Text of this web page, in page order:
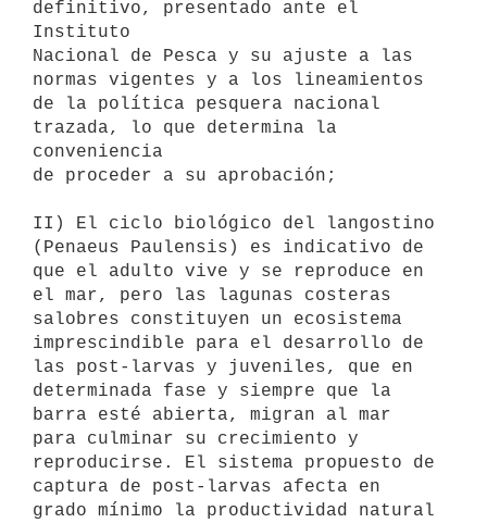
definitivo, presentado ante el
Instituto
Nacional de Pesca y su ajuste a las
normas vigentes y a los lineamientos
de la política pesquera nacional
trazada, lo que determina la
conveniencia
de proceder a su aprobación;
II) El ciclo biológico del langostino
(Penaeus Paulensis) es indicativo de
que el adulto vive y se reproduce en
el mar, pero las lagunas costeras
salobres constituyen un ecosistema
imprescindible para el desarrollo de
las post-larvas y juveniles, que en
determinada fase y siempre que la
barra esté abierta, migran al mar
para culminar su crecimiento y
reproducirse. El sistema propuesto de
captura de post-larvas afecta en
grado mínimo la productividad natural